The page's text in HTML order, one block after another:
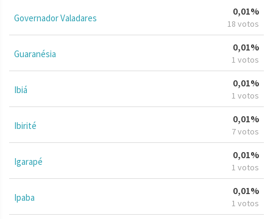
Governador Valadares
0,01%
18 votos
Guaranésia
0,01%
1 votos
Ibiá
0,01%
1 votos
Ibirité
0,01%
7 votos
Igarapé
0,01%
1 votos
Ipaba
0,01%
1 votos